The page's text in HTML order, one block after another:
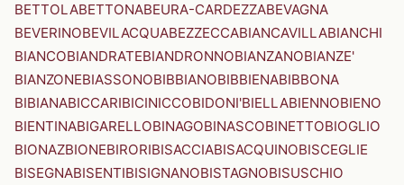
BETTOLABETTONABEURA-CARDEZZABEVAGNA
BEVERINOBEVILACQUABEZZECCABIANCAVILLABIANCHI
BIANCOBIANDRATEBIANDRONNOBIANZANOBIANZE'
BIANZONEBIASSONOBIBBIANOBIBBIENABIBBONA
BIBIANABICCARIBICINICCOBIDONI'BIELLABIENNOBIENO
BIENTINABIGARELLOBINAGOBINASCOBINETTOBIOGLIO
BIONAZBIONEBIRORIBISACCIABISACQUINOBISCEGLIE
BISEGNABISENTIBISIGNANOBISTAGNOBISUSCHIO